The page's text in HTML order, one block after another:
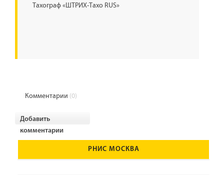
Тахограф «ШТРИХ-Тахо RUS»
Комментарии (0)
Добавить
комментарии
РНИС МОСКВА